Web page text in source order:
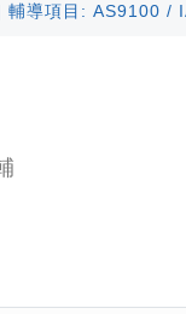
AS9100 / IA9100 /